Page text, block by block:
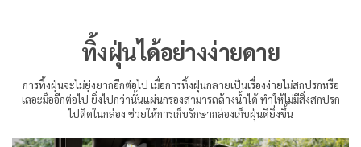
ทิ้งฝุ่นได้อย่างง่ายดาย
การทิ้งฝุ่นจะไม่ยุ่งยากอีกต่อไป เมื่อการทิ้งฝุ่นกลายเป็นเรื่องง่ายไม่สกปรกหรือ
เลอะมืออีกต่อไป ยิ่งไปกว่านั้นแผ่นกรองสามารถล้างน้ำได้ ทำให้ไม่มีสิ่งสกปรก
ไปติดในกล่อง ช่วยให้การเก็บรักษากล่องเก็บฝุ่นดียิ่งขึ้น